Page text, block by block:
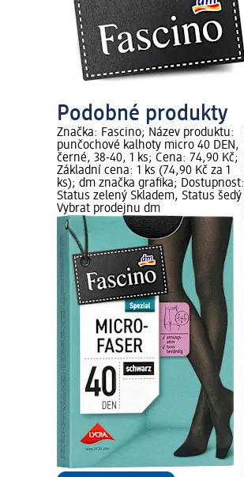
Podobné produkty
Značka: Fascino; Název produktu:
punčochové kalhoty micro 40 DEN,
černé, 38-40, 1 ks; Cena: 74,90 Kč;
Základní cena: 1 ks (74,90 Kč za 1
ks); dm značka grafika; Dostupnost:
Status zelený Skladem, Status šedý
Vybrat prodejnu dm